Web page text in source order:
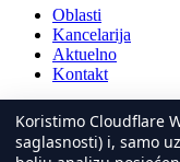
Oblasti
Kancelarija
Aktuelno
Kontakt
Pravne informacije
Koristimo Cloudflare
saglasnosti) i, samo